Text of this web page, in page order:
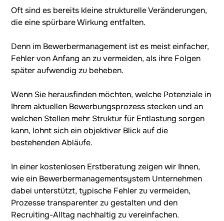
Oft sind es bereits kleine strukturelle Veränderungen,
die eine spürbare Wirkung entfalten.
Denn im Bewerbermanagement ist es meist einfacher,
Fehler von Anfang an zu vermeiden, als ihre Folgen
später aufwendig zu beheben.
Wenn Sie herausfinden möchten, welche Potenziale in
Ihrem aktuellen Bewerbungsprozess stecken und an
welchen Stellen mehr Struktur für Entlastung sorgen
kann, lohnt sich ein objektiver Blick auf die
bestehenden Abläufe.
In einer kostenlosen Erstberatung zeigen wir Ihnen,
wie ein Bewerbermanagementsystem Unternehmen
dabei unterstützt, typische Fehler zu vermeiden,
Prozesse transparenter zu gestalten und den
Recruiting-Alltag nachhaltig zu vereinfachen.